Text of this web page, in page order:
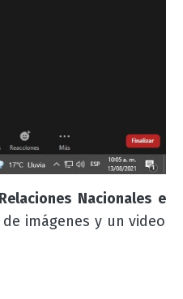
Relaciones Nacionales e
imágenes y un video